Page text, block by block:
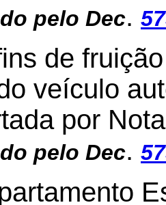
pelo Dec.
de
veículo
por
pelo Dec.